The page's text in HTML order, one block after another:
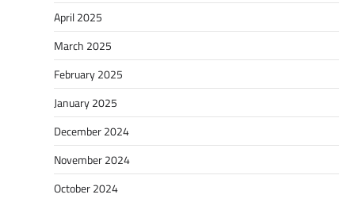
April 2025
March 2025
February 2025
January 2025
December 2024
November 2024
October 2024